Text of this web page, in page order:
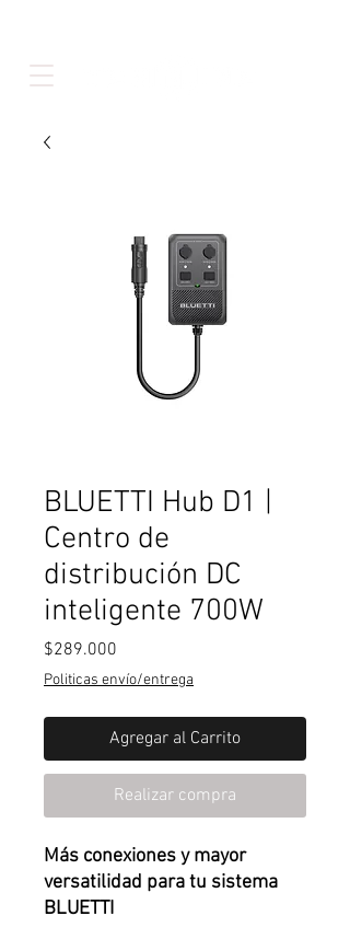
BLUETTI Hub D1 |
Centro de
distribución DC
inteligente 700W
$289.000
Politicas envío/entrega
Agregar al Carrito
Realizar compra
Más conexiones y mayor
versatilidad para tu sistema
BLUETTI